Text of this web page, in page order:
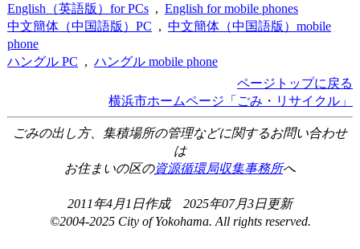
English（英語版）for PCs , English for mobile phones
中文簡体（中国語版）PC , 中文簡体（中国語版）mobile
phone
ハングル PC , ハングル mobile phone
ページトップに戻る
横浜市ホームページ「ごみ・リサイクル」
ごみの出し方、集積場所の管理などに関するお問い合わせ
は
お住まいの区の資源循環局収集事務所へ
2011年4月1日作成 2025年07月3日更新
©2004-2025 City of Yokohama. All rights reserved.